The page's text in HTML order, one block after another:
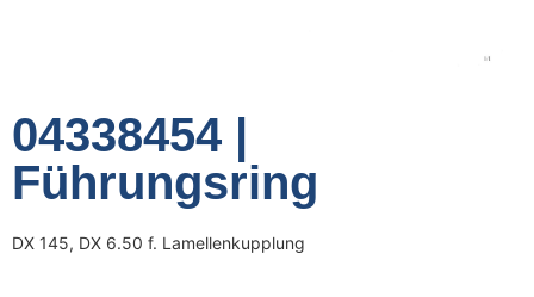
04338454 |
Führungsring
DX 145, DX 6.50 f. Lamellenkupplung